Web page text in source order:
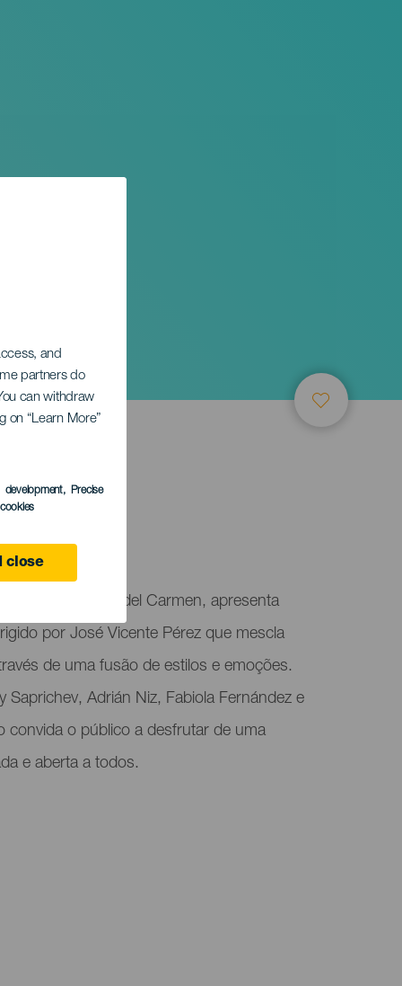
and
partners do
can withdraw
on “Learn More”
development, Precise
close
em Puerto del Carmen, apresenta
por José Vicente Pérez que mescla
de uma fusão de estilos e emoções.
Saprichev, Adrián Niz, Fabiola Fernández e
convida o público a desfrutar de uma
e aberta a todos.